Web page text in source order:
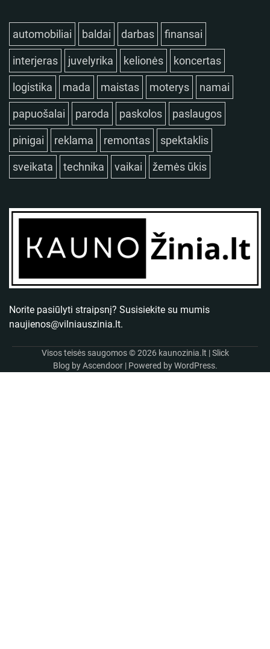
automobiliai baldai darbas finansai
interjeras juvelyrika kelionės koncertas
logistika mada maistas moterys namai
papuošalai paroda paskolos paslaugos
pinigai reklama remontas spektaklis
sveikata technika vaikai žemės ūkis
Norite pasiūlyti straipsnį? Susisiekite su mumis
naujienos@vilniauszinia.lt.
Visos teisės saugomos © 2026 kaunozinia.lt | Slick
Blog byAscendoor| Powered byWordPress.